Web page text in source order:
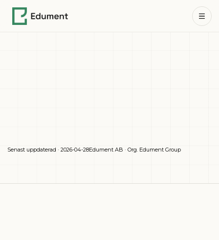
Senast uppdaterad · 2026-04-28Edument AB · Org. Edument Group